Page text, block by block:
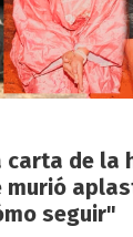
carta de la
murió
seguir"